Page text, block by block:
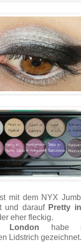
mit dem NYX
und darauf Pretty
eher fleckig.
habe
Lidstrich gezeichnet.